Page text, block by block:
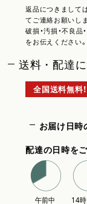
返品につきまして
てご連絡お願いしま
破損・汚損・不良
をお伝えください。
送料・配達
全国送料無料！
お届け日時
配達の日時を